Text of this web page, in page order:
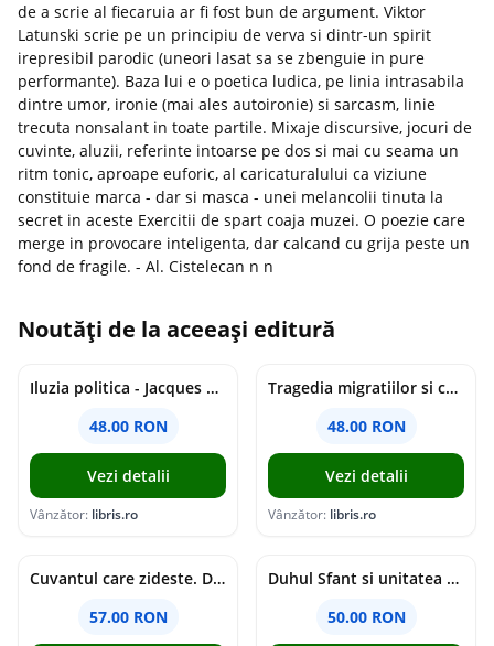
de a scrie al fiecaruia ar fi fost bun de argument. Viktor
Latunski scrie pe un principiu de verva si dintr-un spirit
irepresibil parodic (uneori lasat sa se zbenguie in pure
performante). Baza lui e o poetica ludica, pe linia intrasabila
dintre umor, ironie (mai ales autoironie) si sarcasm, linie
trecuta nonsalant in toate partile. Mixaje discursive, jocuri de
cuvinte, aluzii, referinte intoarse pe dos si mai cu seama un
ritm tonic, aproape euforic, al caricaturalului ca viziune
constituie marca - dar si masca - unei melancolii tinuta la
secret in aceste Exercitii de spart coaja muzei. O poezie care
merge in provocare inteligenta, dar calcand cu grija peste un
fond de fragile. - Al. Cistelecan n n
Noutăți de la aceeași editură
Iluzia politica - Jacques Ellul
48.00 RON
Vezi detalii
Vânzător: libris.ro
Tragedia migratiilor si caderea imperiilor. Sfantul Augustin si noi - Chantal Delsol
48.00 RON
Vezi detalii
Vânzător: libris.ro
Cuvantul care zideste. Dialoguri - Vartan Arachelian
57.00 RON
Duhul Sfant si unitatea Bisericii. Jurnal de Conciliu - Andre Scrima
50.00 RON